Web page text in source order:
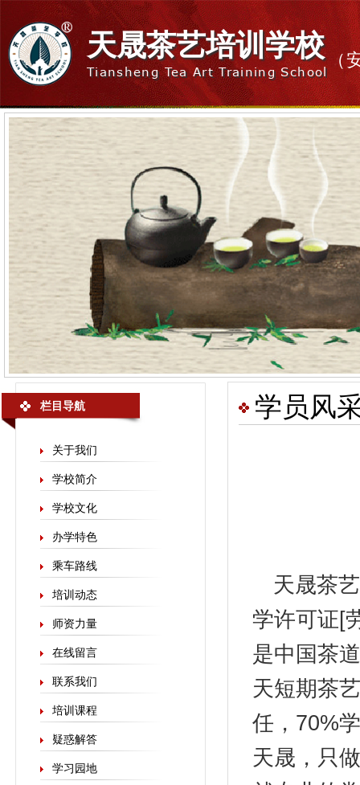
天晟茶艺培训学校
Tiansheng Tea Art Training School
（
栏目导航
关于我们
学校简介
学校文化
办学特色
乘车路线
培训动态
师资力量
在线留言
联系我们
培训课程
疑惑解答
学习园地
学员风
天晟茶
学许可证[
是中国茶
天短期茶
任，70%
天晟，只